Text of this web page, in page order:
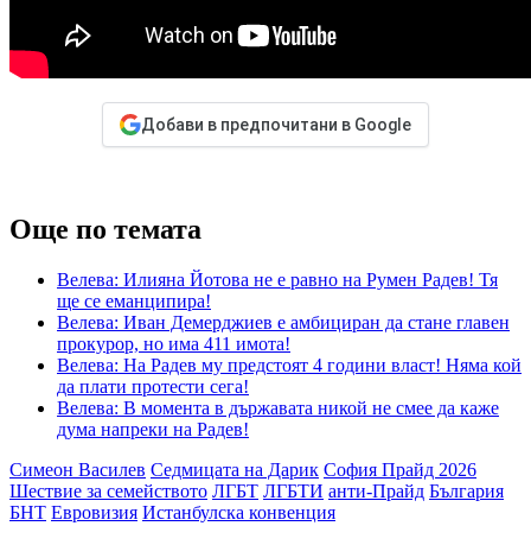
Добави в предпочитани в Google
Още по темата
Велева: Илияна Йотова не е равно на Румен Радев! Тя
ще се еманципира!
Велева: Иван Демерджиев е амбициран да стане главен
прокурор, но има 411 имота!
Велева: На Радев му предстоят 4 години власт! Няма кой
да плати протести сега!
Велева: В момента в държавата никой не смее да каже
дума напреки на Радев!
Симеон Василев Седмицата на Дарик София Прайд 2026
Шествие за семейството ЛГБТ ЛГБТИ анти-Прайд България
БНТ Евровизия Истанбулска конвенция